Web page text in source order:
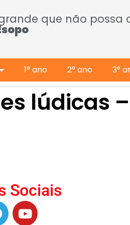
que não
1° ano 2° ano 3°
lúdicas
Sociais